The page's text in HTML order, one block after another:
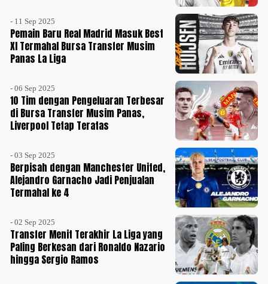
- 11 Sep 2025
Pemain Baru Real Madrid Masuk Best
XI Termahal Bursa Transfer Musim
Panas La Liga
- 06 Sep 2025
10 Tim dengan Pengeluaran Terbesar
di Bursa Transfer Musim Panas,
Liverpool Tetap Teratas
- 03 Sep 2025
Berpisah dengan Manchester United,
Alejandro Garnacho Jadi Penjualan
Termahal ke 4
- 02 Sep 2025
Transfer Menit Terakhir La Liga yang
Paling Berkesan dari Ronaldo Nazario
hingga Sergio Ramos